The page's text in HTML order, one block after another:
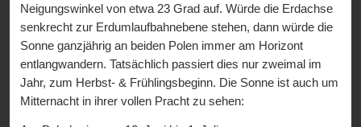
ganz besonderen Blick - durch das Tor schaut man auf das
Nordkap-Plateau. Historisch gehört der Kirkeporten zu einem
der traditionellen samischen Opferplätze.
Karasjok - Samisches Parlament
Ich bin mit Sven von der Engholm Husky Lodge verabredet.
Neigungswinkel von etwa 23 Grad auf. Würde die Erdachse
senkrecht zur Erdumlaufbahnebene stehen, dann würde die
Sonne ganzjährig an beiden Polen immer am Horizont
entlangwandern. Tatsächlich passiert dies nur zweimal im
Jahr, zum Herbst- & Frühlingsbeginn. Die Sonne ist auch um
Mitternacht in ihrer vollen Pracht zu sehen: